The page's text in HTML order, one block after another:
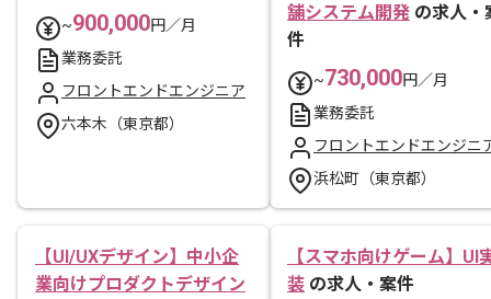
~900,000円／月
業務委託
フロントエンドエンジニア
六本木（東京都）
舗システム開発 の求人・
件
~730,000円／月
業務委託
フロントエンドエンジニ
浜松町（東京都）
【UI/UXデザイン】中小企
業向けプロダクトデザイン
【スマホ向けゲーム】UI
装 の求人・案件